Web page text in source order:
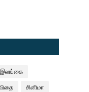
இலங்கை
சினிமா